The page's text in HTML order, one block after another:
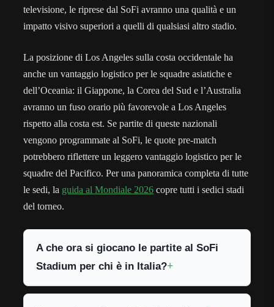
televisione, le riprese dal SoFi avranno una qualità e un
impatto visivo superiori a quelli di qualsiasi altro stadio.
La posizione di Los Angeles sulla costa occidentale ha
anche un vantaggio logistico per le squadre asiatiche e
dell’Oceania: il Giappone, la Corea del Sud e l’Australia
avranno un fuso orario più favorevole a Los Angeles
rispetto alla costa est. Se partite di queste nazionali
vengono programmate al SoFi, le quote pre-match
potrebbero riflettere un leggero vantaggio logistico per le
squadre del Pacifico. Per una panoramica completa di tutte
le sedi, la guida al Mondiale 2026 copre tutti i sedici stadi
del torneo.
A che ora si giocano le partite al SoFi
Stadium per chi è in Italia?